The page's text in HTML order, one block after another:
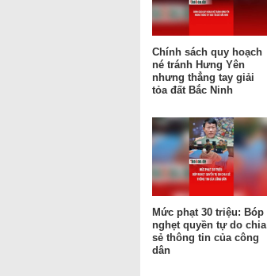
Chính sách quy hoạch
né tránh Hưng Yên
nhưng thẳng tay giải
tỏa đất Bắc Ninh
Mức phạt 30 triệu: Bóp
nghẹt quyền tự do chia
sẻ thông tin của công
dân